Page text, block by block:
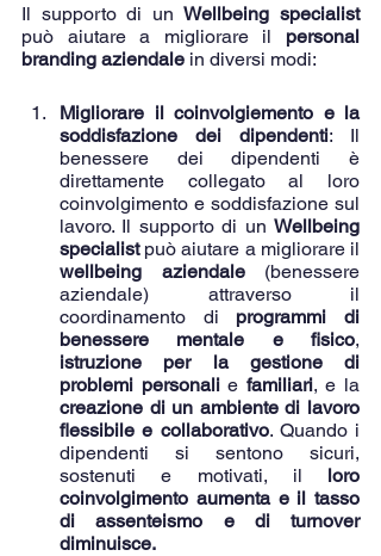
Il supporto di un Wellbeing specialist
può aiutare a migliorare il personal
branding aziendale in diversi modi:
Migliorare il coinvolgiemento e la
soddisfazione dei dipendenti: Il
benessere dei dipendenti è
direttamente collegato al loro
coinvolgimento e soddisfazione sul
lavoro. Il supporto di un Wellbeing
specialist
wellbeing aziendale (benessere
aziendale) attraverso il
coordinamento di programmi di
benessere mentale e fisico
istruzione per la gestione di
problemi personali e familiari
creazione di un ambiente di lavoro
flessibile e collaborativo. Quando i
dipendenti si sentono sicuri,
sostenuti e motivati, il loro
coinvolgimento aumenta e il tasso
di assenteismo e di turnover
diminuisce.